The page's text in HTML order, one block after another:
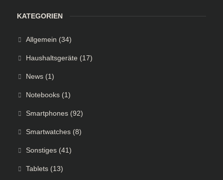
KATEGORIEN
Allgemein (34)
Haushaltsgeräte (17)
News(1)
Notebooks(1)
Smartphones(92)
Smartwatches(8)
Sonstiges(41)
Tablets(13)